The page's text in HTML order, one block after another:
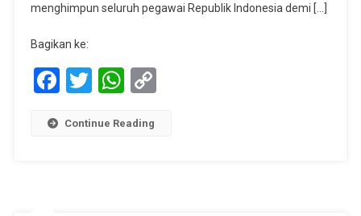
menghimpun seluruh pegawai Republik Indonesia demi […]
Bagikan ke:
Facebook
TwitterWhatsApp
Copy
Continue Reading